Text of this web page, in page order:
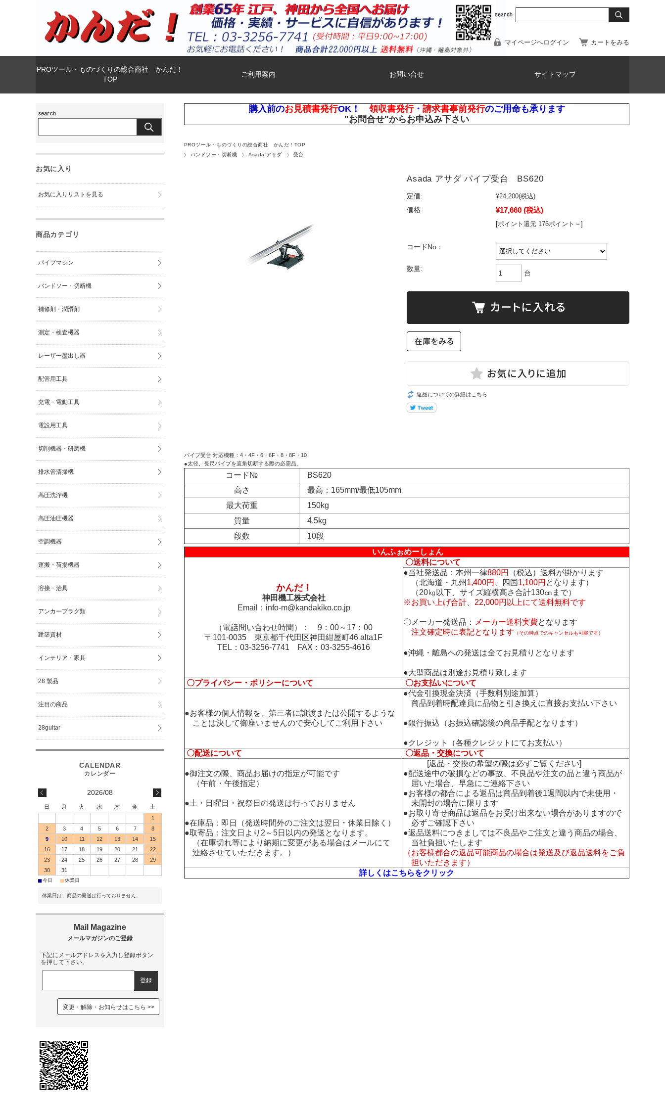
マイページへログイン カートをみる
PROツール・ものづくりの総合商社 かんだ！
TOP
ご利用案内 お問い合せ サイトマップ
購入前のお見積書発行OK！ 領収書発行・ 請求書事前発行のご用命も承ります
"お問合せ"からお申込み下さい
PROツール・ものづくりの総合商社 かんだ！TOP
バンドソー・切断機
Asada アサダ 受台
Asada アサダ パイプ受台 BS620
定価: ¥24,200(税込)
価格:
¥17,660 (税込)
[ポイント還元 176ポイント～]
コードNo：
数量:
台
返品についての詳細はこちら
パイプ受台 対応機種：4・4F・6・6F・8・8F・10
●太径、長尺パイプを直角切断する際の必需品。
コード№
BS620
高さ
最高：165mm/最低105mm
最大荷重
150kg
質量
4.5kg
段数
10段
いんふぉめーしょん
かんだ！
神田機工株式会社
Email： info-m@kandakiko.co.jp
（電話問い合わせ時間）： 9：00～17：00
〒101-0035 東京都千代田区神田紺屋町46 alta1F
TEL：03-3256-7741 FAX：03-3255-4616
〇送料について
●当社発送品：本州一律880円
（税込）送料が掛かります
（北海道・九州 1,400円 、四国 1,100円 となります）
（20㎏以下、サイズ縦横高さ合計130㎝まで）
※お買い上げ合計、22,000円以上にて送料無料です
〇メーカー発送品： メーカー送料実費となります
注文確定時に表記となります （その時点でのキャンセルも可能です）
●沖縄・離島への発送は全てお見積りとなります
●大型商品は別途お見積り致します
〇プライバシー・ポリシーについて
〇お支払いについて
●お客様の個人情報を、第三者に譲渡または公開するような
ことは決して御座いませんので安心してご利用下さい
●代金引換現金決済（手数料別途加算）
商品到着時配達員に品物と引き換えに直接お支払い下さい
●銀行振込（お振込確認後の商品手配となります）
●クレジット（各種クレジットにてお支払い）
〇配送について
〇返品・交換について
●御注文の際、商品お届けの指定が可能です
（午前・午後指定）
●土・日曜日・祝祭日の発送は行っておりません
●在庫品：即日（発送時間外のご注文は翌日・休業日除く）
●取寄品：注文日より2～5日以内の発送となります。
（在庫切れ等により納期に変更がある場合はメールにて
連絡させていただきます。）
[返品・交換の希望の際は必ずご覧ください]
●配送途中の破損などの事故、不良品や注文の品と違う商品が
届いた場合、早急にご連絡下さい
●お客様の都合による返品は商品到着後1週間以内で未使用・
未開封の場合に限ります
●お取り寄せ商品は返品をお受け出来ない場合がありますので
必ずご確認下さい
●返品送料につきましては不良品やご注文と違う商品の場合、
当社負担いたします
（お客様都合の返品可能商品の場合は発送及び返品送料をご負
担いただきます）
詳しくはこちらをクリック
お気に入り
お気に入りリストを見る
商品カテゴリ
パイプマシン
バンドソー・切断機
補修剤・潤滑剤
測定・検査機器
レーザー墨出し器
配管用工具
充電・電動工具
電設用工具
切削機器・研磨機
排水管清掃機
高圧洗浄機
高圧油圧機器
空調機器
運搬・荷揚機器
溶接・治具
アンカープラグ類
建築資材
インテリア・家具
28 製品
注目の商品
28guitar
2026/08
日 月 火 水 木 金
土
1
2
3 4 5 6 7
8
9
10 11 12 13 14
15
16
17 18 19 20 21
22
23
24 25 26 27 28
29
30
31
■今日 ■休業日
休業日は、商品の発送は行っておりません
下記にメールアドレスを入力し登録ボタン
を押して下さい。
変更・解除・お知らせはこちら